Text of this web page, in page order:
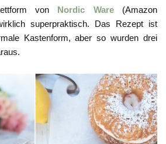
von Nordic Ware(Amazon
superpraktisch. Das Rezept ist
Kastenform, aber so wurden drei